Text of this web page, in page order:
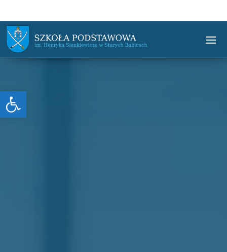
Otwórz pasek narzędzi